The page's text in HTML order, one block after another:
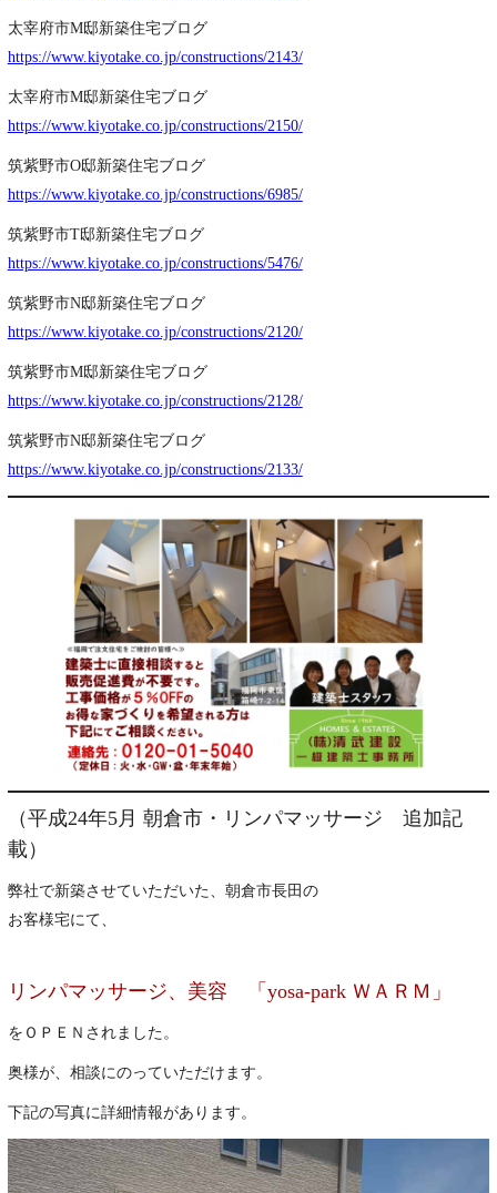
太宰府市M邸新築住宅ブログ
https://www.kiyotake.co.jp/constructions/2143/
太宰府市M邸新築住宅ブログ
https://www.kiyotake.co.jp/constructions/2150/
筑紫野市O邸新築住宅ブログ
https://www.kiyotake.co.jp/constructions/6985/
筑紫野市T邸新築住宅ブログ
https://www.kiyotake.co.jp/constructions/5476/
筑紫野市N邸新築住宅ブログ
https://www.kiyotake.co.jp/constructions/2120/
筑紫野市M邸新築住宅ブログ
https://www.kiyotake.co.jp/constructions/2128/
筑紫野市N邸新築住宅ブログ
https://www.kiyotake.co.jp/constructions/2133/
（平成24年5月 朝倉市・リンパマッサージ 追加記
載）
弊社で新築させていただいた、朝倉市長田の
お客様宅にて、
リンパマッサージ、美容 「yosa-park ＷＡＲＭ」
をＯＰＥＮされました。
奥様が、相談にのっていただけます。
下記の写真に詳細情報があります。